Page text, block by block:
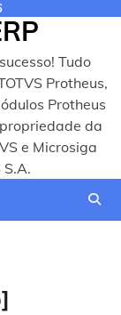
Tudo
Protheus,
Protheus
da
e Microsiga